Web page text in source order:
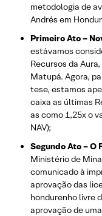
metodologia de
Andrés em
Primeiro Ato –
estávamos
Recursos da
Matupá. Agora,
tese, estamos
caixa as últimas
as como 1,25x o
NAV);
Segundo Ato – O
Ministério de
comunicado à
aprovação das
hondurenho livre
aprovação de